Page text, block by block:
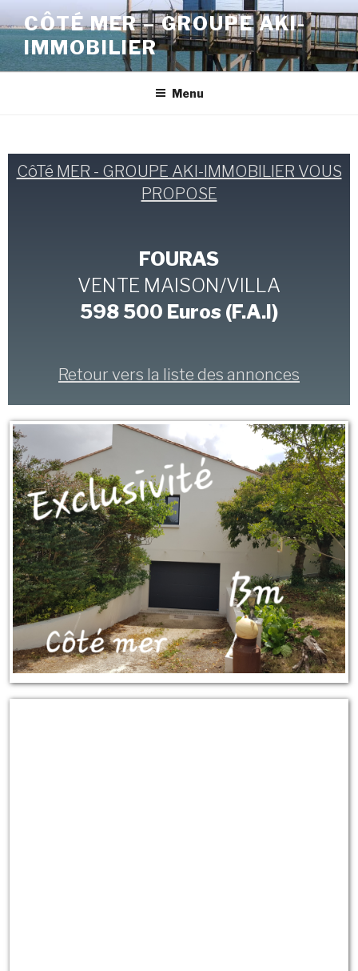
CÔTÉ MER – GROUPE AKI-
IMMOBILIER
Menu
CôTé MER - GROUPE AKI-IMMOBILIER VOUS
PROPOSE
FOURAS
VENTE MAISON/VILLA
598 500 Euros (F.A.I)
Retour vers la liste des annonces